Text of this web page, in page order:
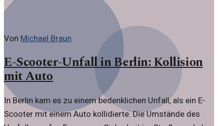
Von Michael Braun
E-Scooter-Unfall in Berlin: Kollision
mit Auto
In Berlin kam es zu einem bedenklichen Unfall, als ein E-
Scooter mit einem Auto kollidierte. Die Umstände des